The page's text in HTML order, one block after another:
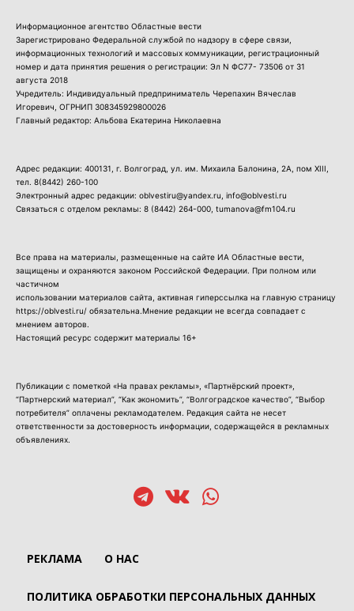
Информационное агентство Областные вести
Зарегистрировано Федеральной службой по надзору в сфере связи,
информационных технологий и массовых коммуникации, регистрационный
номер и дата принятия решения о регистрации: Эл N ФС77- 73506 от 31
августа 2018
Учредитель: Индивидуальный предприниматель Черепахин Вячеслав
Игоревич, ОГРНИП 308345929800026
Главный редактор: Альбова Екатерина Николаевна
Адрес редакции: 400131, г. Волгоград, ул. им. Михаила Балонина, 2А, пом XIII,
тел. 8(8442) 260-100
Электронный адрес редакции: oblvestiru@yandex.ru, info@oblvesti.ru
Связаться с отделом рекламы: 8 (8442) 264-000 , tumanova@fm104.ru
Все права на материалы, размещенные на сайте ИА Областные вести,
защищены и охраняются законом Российской Федерации. При полном или
частичном
использовании материалов сайта, активная гиперссылка на главную страницу
https://oblvesti.ru/ обязательна.Мнение редакции не всегда совпадает с
мнением авторов.
Настоящий ресурс содержит материалы 16+
Публикации с пометкой «На правах рекламы», «Партнёрский проект»,
“Партнерский материал”, “Как экономить”, “Волгоградское качество”, “Выбор
потребителя” оплачены рекламодателем. Редакция сайта не несет
ответственности за достоверность информации, содержащейся в рекламных
объявлениях.
РЕКЛАМА О НАС
ПОЛИТИКА ОБРАБОТКИ ПЕРСОНАЛЬНЫХ ДАННЫХ